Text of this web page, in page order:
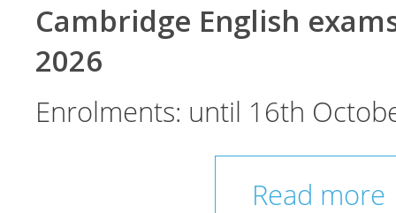
Cambridge English
2026
Enrolments: until 16th
Read more